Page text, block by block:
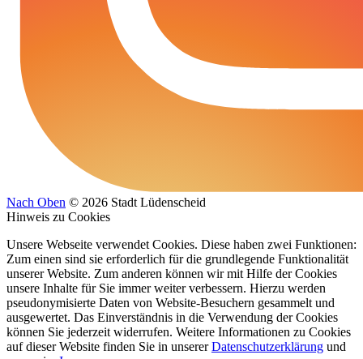
Nach Oben © 2026 Stadt Lüdenscheid
Hinweis zu Cookies
Unsere Webseite verwendet Cookies. Diese haben zwei Funktionen:
Zum einen sind sie erforderlich für die grundlegende Funktionalität
unserer Website. Zum anderen können wir mit Hilfe der Cookies
unsere Inhalte für Sie immer weiter verbessern. Hierzu werden
pseudonymisierte Daten von Website-Besuchern gesammelt und
ausgewertet. Das Einverständnis in die Verwendung der Cookies
können Sie jederzeit widerrufen. Weitere Informationen zu Cookies
auf dieser Website finden Sie in unsererDatenschutzerklärung und